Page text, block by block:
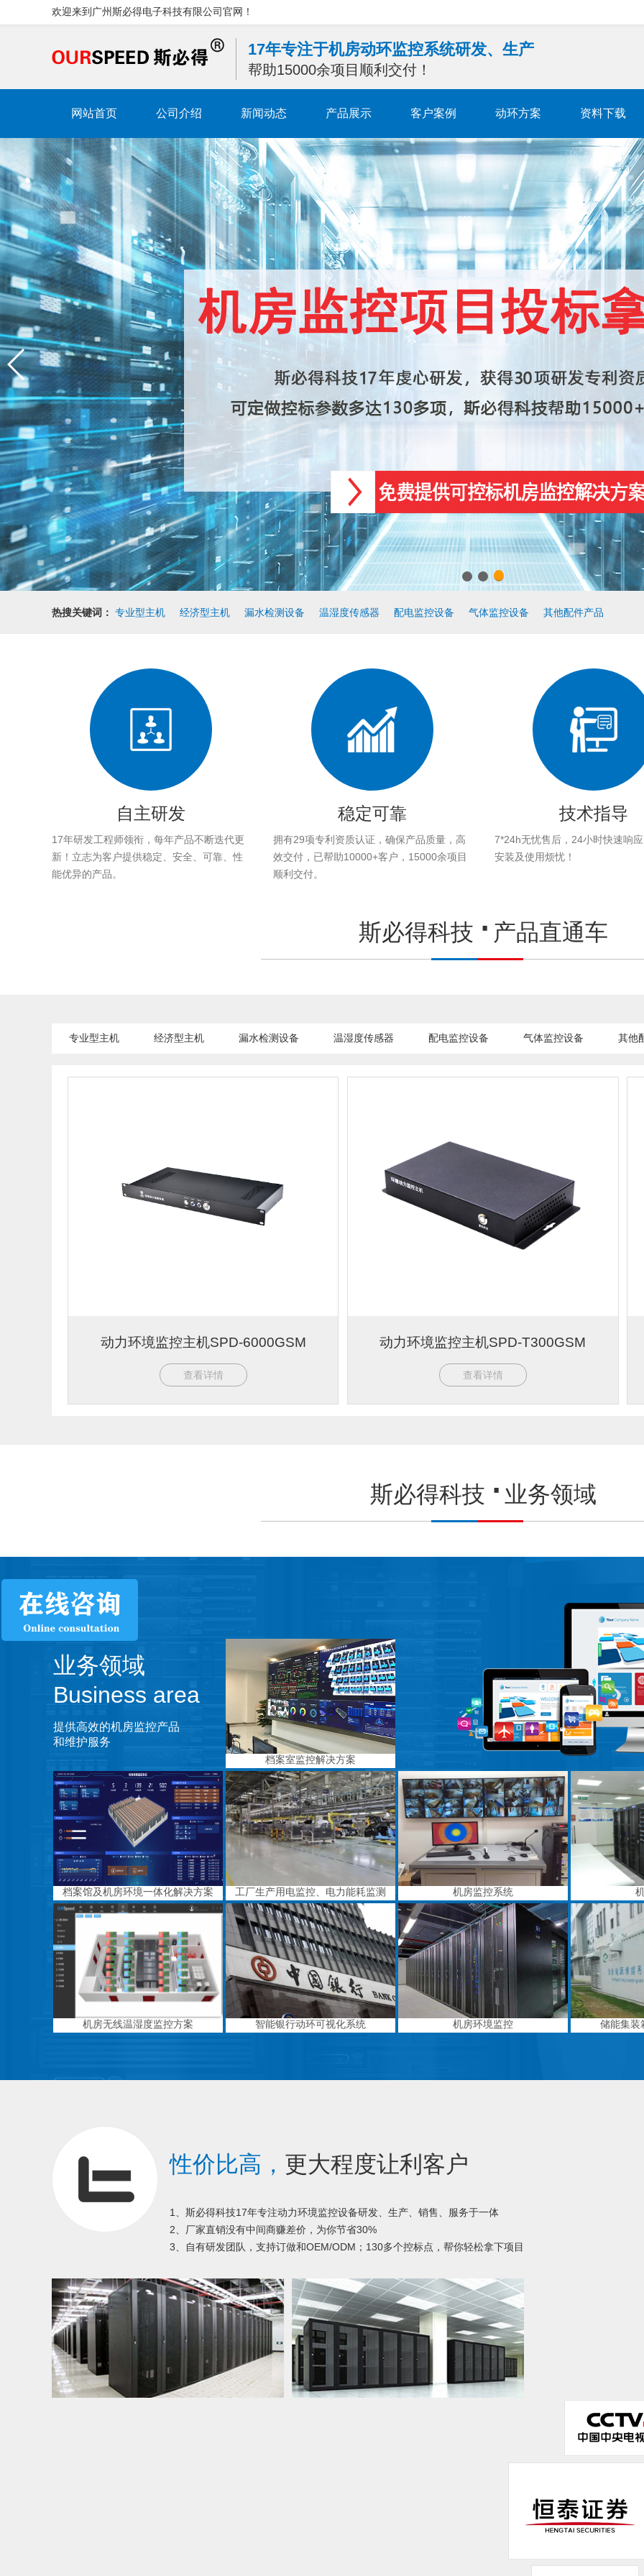
欢迎来到广州斯必得电子科技有限公司官网！
17年专注于机房动环监控系统研发、生产
帮助15000余项目顺利交付！
网站首页 公司介绍 新闻动态 产品展示 客户案例 动环方案 资料下载
热搜关键词： 专业型主机 经济型主机 漏水检测设备 温湿度传感器 配电监控设备 气体监控设备 其他配件产品
自主研发
17年研发工程师领衔，每年产品不断迭代更
新！立志为客户提供稳定、安全、可靠、性
能优异的产品。
稳定可靠
拥有29项专利资质认证，确保产品质量，高
效交付，已帮助10000+客户，15000余项目
顺利交付。
技术指导
7*24h无忧售后，24小时快速响
安装及使用烦忧！
斯必得科技 产品直通车
专业型主机 经济型主机 漏水检测设备 温湿度传感器 配电监控设备 气体监控设备 其他
动力环境监控主机SPD-6000GSM
查看详情
动力环境监控主机SPD-T300GSM
查看详情
斯必得科技 业务领域
业务领域
Business area
提供高效的机房监控产品
和维护服务
档案室监控解决方案
档案馆及机房环境一体化解决方案 工厂生产用电监控、电力能耗监测 机房监控系统
机房无线温湿度监控方案 智能银行动环可视化系统 机房环境监控 储能集装
性价比高， 更大程度让利客户
1、斯必得科技17年专注动力环境监控设备研发、生产、销售、服务于一体
2、厂家直销没有中间商赚差价，为你节省30%
3、自有研发团队，支持订做和OEM/ODM；130多个控标点，帮你轻松拿下项目